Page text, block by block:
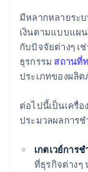
มีหลากหลายระ
เงินตามแบบแผ
กับปัจจัยต่างๆ
ธุรกรรม สถานที่
ประเภทของผลิ
ต่อไปนี้เป็นเครื่
ประมวลผลการช
เกตเวย์การช
ที่ธุรกิจต่างๆ